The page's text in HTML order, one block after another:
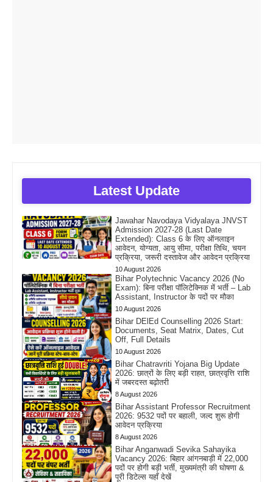
Latest Update
Jawahar Navodaya Vidyalaya JNVST
Admission 2027-28 (Last Date
Extended): Class 6 के लिए ऑनलाइन
आवेदन, योग्यता, आयु सीमा, परीक्षा तिथि, चयन
प्रक्रिया, जरूरी दस्तावेज और आवेदन प्रक्रिया
10 August 2026
Bihar Polytechnic Vacancy 2026 (No
Exam): बिना परीक्षा पॉलिटेक्निक में भर्ती – Lab
Assistant, Instructor के पदों पर मौका
10 August 2026
Bihar DElEd Counselling 2026 Start:
Documents, Seat Matrix, Dates, Cut
Off, Full Details
10 August 2026
Bihar Chatravriti Yojana Big Update
2026: छात्रों के लिए बड़ी राहत, छात्रवृत्ति राशि
में जबरदस्त बढ़ोतरी
8 August 2026
Bihar Assistant Professor Recruitment
2026: 9532 पदों पर बहाली, जल्द शुरू होगी
आवेदन प्रक्रिया
8 August 2026
Bihar Anganwadi Sevika Sahayika
Vacancy 2026: बिहार आंगनबाड़ी में 22,000
पदों पर होगी बड़ी भर्ती, मुख्यमंत्री की घोषणा &
पूरी डिटेल्स यहाँ देखें